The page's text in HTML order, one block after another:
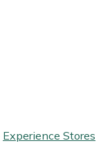
Experience Stores